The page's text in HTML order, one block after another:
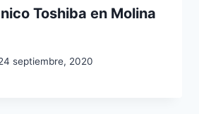
Toshiba en Molina
septiembre, 2020